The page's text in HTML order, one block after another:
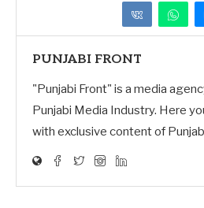
PUNJABI FRONT
"Punjabi Front" is a media
Punjabi Media Industry. Here
with exclusive content of